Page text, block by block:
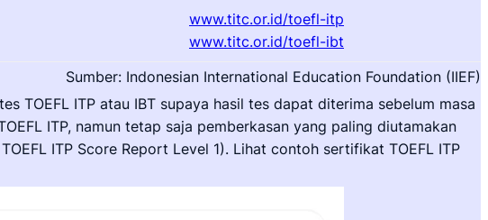
www.titc.or.id/toefl-itp
www.titc.or.id/toefl-ibt
Sumber: Indonesian International Education Foundation (IIEF)
TOEFL ITP atau IBT supaya hasil tes dapat diterima sebelum masa
ITP, namun tetap saja pemberkasan yang paling diutamakan
ITP Score Report Level 1). Lihat contoh sertifikat TOEFL ITP